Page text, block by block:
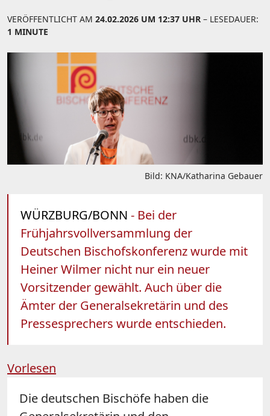
VERÖFFENTLICHT AM 24.02.2026 UM 12:37 UHR – LESEDAUER:
1 MINUTE
Bild: KNA/Katharina Gebauer
WÜRZBURG/BONN - Bei der
Frühjahrsvollversammlung der
Deutschen Bischofskonferenz wurde mit
Heiner Wilmer nicht nur ein neuer
Vorsitzender gewählt. Auch über die
Ämter der Generalsekretärin und des
Pressesprechers wurde entschieden.
Vorlesen
Die deutschen Bischöfe haben die